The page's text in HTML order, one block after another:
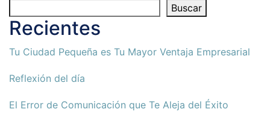
Buscar
Recientes
Tu Ciudad Pequeña es Tu Mayor Ventaja Empresarial
Reflexión del día
El Error de Comunicación que Te Aleja del Éxito